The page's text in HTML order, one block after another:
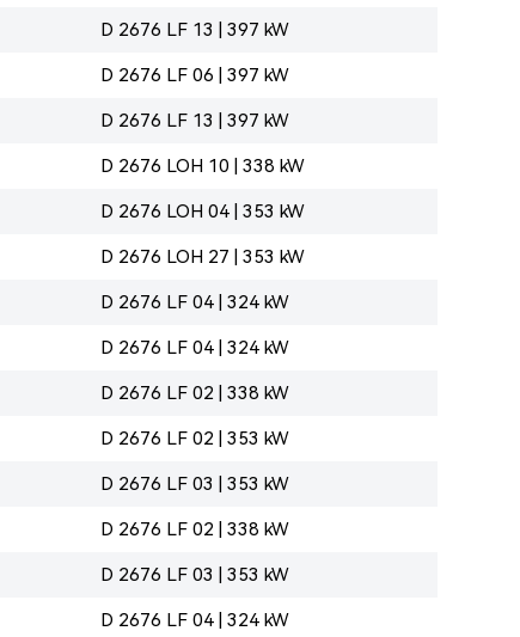
D 2676 LF 13 | 397 kW
D 2676 LF 06 | 397 kW
D 2676 LF 13 | 397 kW
D 2676 LOH 10 | 338 kW
D 2676 LOH 04 | 353 kW
D 2676 LOH 27 | 353 kW
D 2676 LF 04 | 324 kW
D 2676 LF 04 | 324 kW
D 2676 LF 02 | 338 kW
D 2676 LF 02 | 353 kW
D 2676 LF 03 | 353 kW
D 2676 LF 02 | 338 kW
D 2676 LF 03 | 353 kW
D 2676 LF 04 | 324 kW